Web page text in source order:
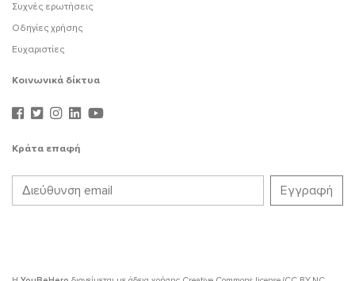
Συχνές ερωτήσεις
Οδηγίες χρήσης
Ευχαριστίες
Κοινωνικά δίκτυα
Κράτα επαφή